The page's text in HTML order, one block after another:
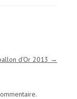
d’Or 2013 →